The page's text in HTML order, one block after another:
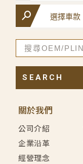
關於我們
公司介紹
企業沿革
經營理念
SEARCH